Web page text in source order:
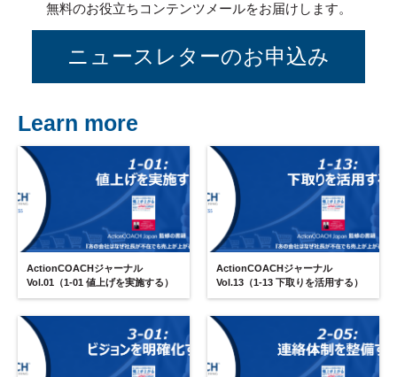
無料のお役立ちコンテンツメールをお届けします。
ニュースレターのお申込み
Learn more
ActionCOACHジャーナル
Vol.01（1-01 値上げを実施する）
ActionCOACHジャーナル
Vol.13（1-13 下取りを活用する）